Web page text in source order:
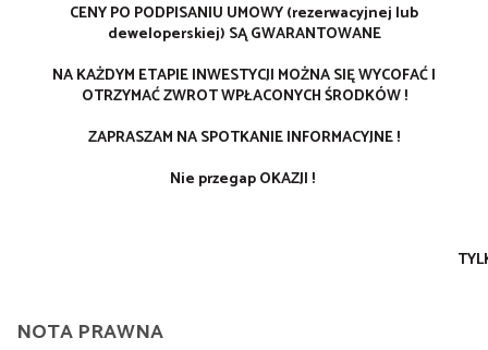
CENY PO PODPISANIU UMOWY (rezerwacyjnej lub
deweloperskiej) SĄ GWARANTOWANE
NA KAŻDYM ETAPIE INWESTYCJI MOŻNA SIĘ WYCOFAĆ I
OTRZYMAĆ ZWROT WPŁACONYCH ŚRODKÓW !
ZAPRASZAM NA SPOTKANIE INFORMACYJNE !
Nie przegap OKAZJI !
NOTA PRAWNA